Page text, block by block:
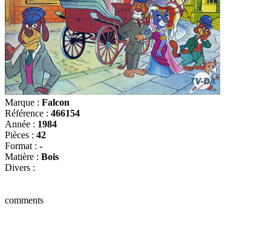
Marque : Falcon
Référence : 466154
Année : 1984
Pièces : 42
Format : -
Matière : Bois
Divers :
comments